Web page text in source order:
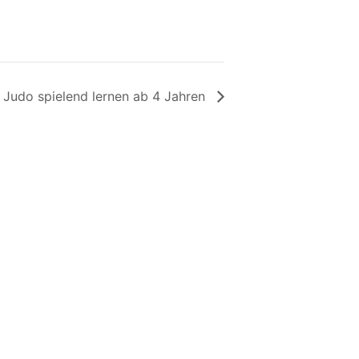
spielend lernen ab 4 Jahren